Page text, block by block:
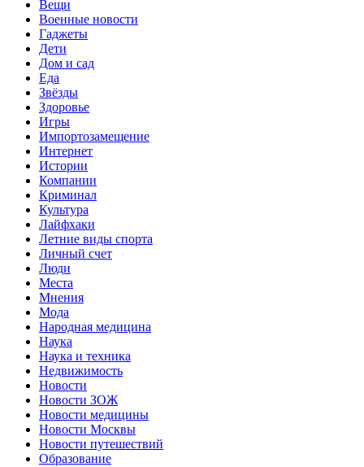
Вещи
Военные новости
Гаджеты
Дети
Дом и сад
Еда
Звёзды
Здоровье
Игры
Импортозамещение
Интернет
Истории
Компании
Криминал
Культура
Лайфхаки
Летние виды спорта
Личный счет
Люди
Места
Мнения
Мода
Народная медицина
Наука
Наука и техника
Недвижимость
Новости
Новости ЗОЖ
Новости медицины
Новости Москвы
Новости путешествий
Образование